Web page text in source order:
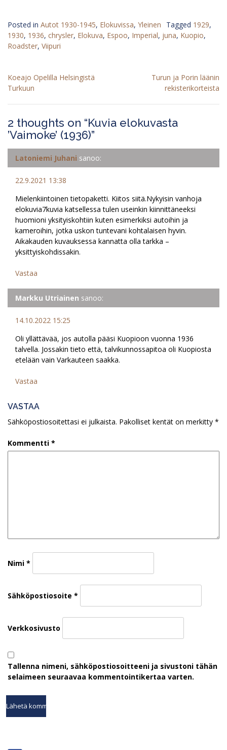
Posted in Autot 1930-1945, Elokuvissa, Yleinen Tagged 1929,
1930, 1936, chrysler, Elokuva, Espoo, Imperial, juna, Kuopio,
Roadster, Viipuri
Artikkelien
selaus
Koeajo Opelilla Helsingistä
Turkuun
Turun ja Porin läänin
rekisterikorteista
2 thoughts on “Kuvia elokuvasta
’Vaimoke’ (1936)”
Latoniemi Juhani sanoo:
22.9.2021 13:38
Mielenkiintoinen tietopaketti. Kiitos siitä.Nykyisin vanhoja
elokuvia7kuvia katsellessa tulen useinkin kiinnittäneeksi
huomioni yksityiskohtiin kuten esimerkiksi autoihin ja
kameroihin, jotka uskon tuntevani kohtalaisen hyvin.
Aikakauden kuvauksessa kannatta olla tarkka –
yksittyiskohdissakin.
Vastaa
Markku Utriainen sanoo:
14.10.2022 15:25
Oli yllättävää, jos autolla pääsi Kuopioon vuonna 1936
talvella. Jossakin tieto että, talvikunnossapitoa oli Kuopiosta
etelään vain Varkauteen saakka.
Vastaa
VASTAA
Sähköpostiosoitettasi ei julkaista. Pakolliset kentät on merkitty *
Kommentti *
Nimi *
Sähköpostiosoite *
Verkkosivusto
Tallenna nimeni, sähköpostiosoitteeni ja sivustoni tähän
selaimeen seuraavaa kommentointikertaa varten.